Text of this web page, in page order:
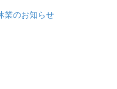
のお知らせ